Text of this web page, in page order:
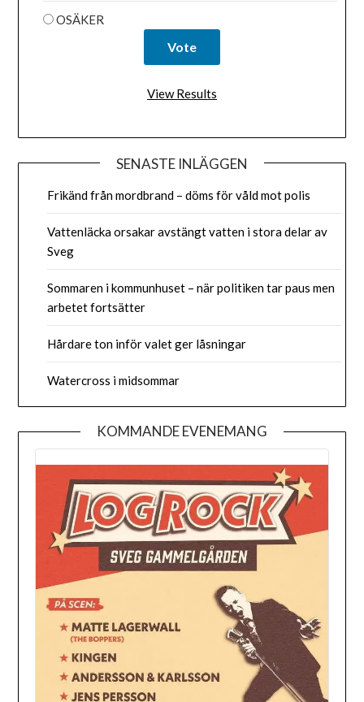
OSÄKER
View Results
SENASTE INLÄGGEN
Frikänd från mordbrand – döms för våld mot polis
Vattenläcka orsakar avstängt vatten i stora delar av
Sveg
Sommaren i kommunhuset – när politiken tar paus men
arbetet fortsätter
Hårdare ton inför valet ger låsningar
Watercross i midsommar
KOMMANDE EVENEMANG